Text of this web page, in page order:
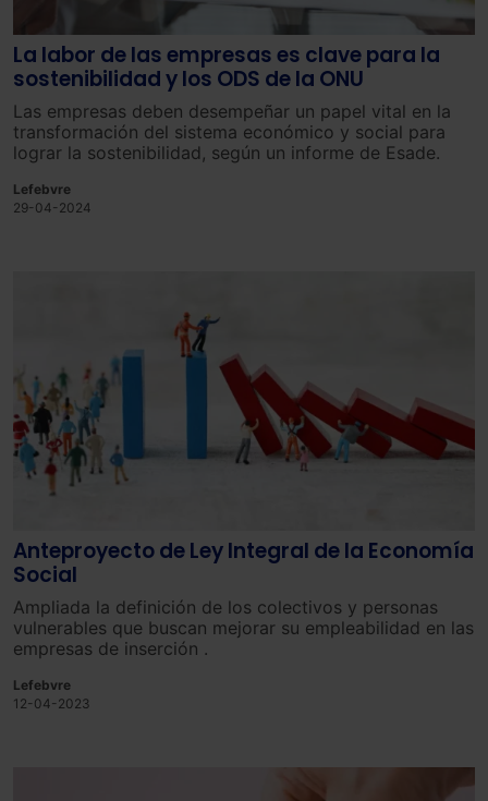
La labor de las empresas es clave para la
sostenibilidad y los ODS de la ONU
Las empresas deben desempeñar un papel vital en la
transformación del sistema económico y social para
lograr la sostenibilidad, según un informe de Esade.
Lefebvre
29-04-2024
Anteproyecto de Ley Integral de la Economía
Social
Ampliada la definición de los colectivos y personas
vulnerables que buscan mejorar su empleabilidad en las
empresas de inserción .
Lefebvre
12-04-2023